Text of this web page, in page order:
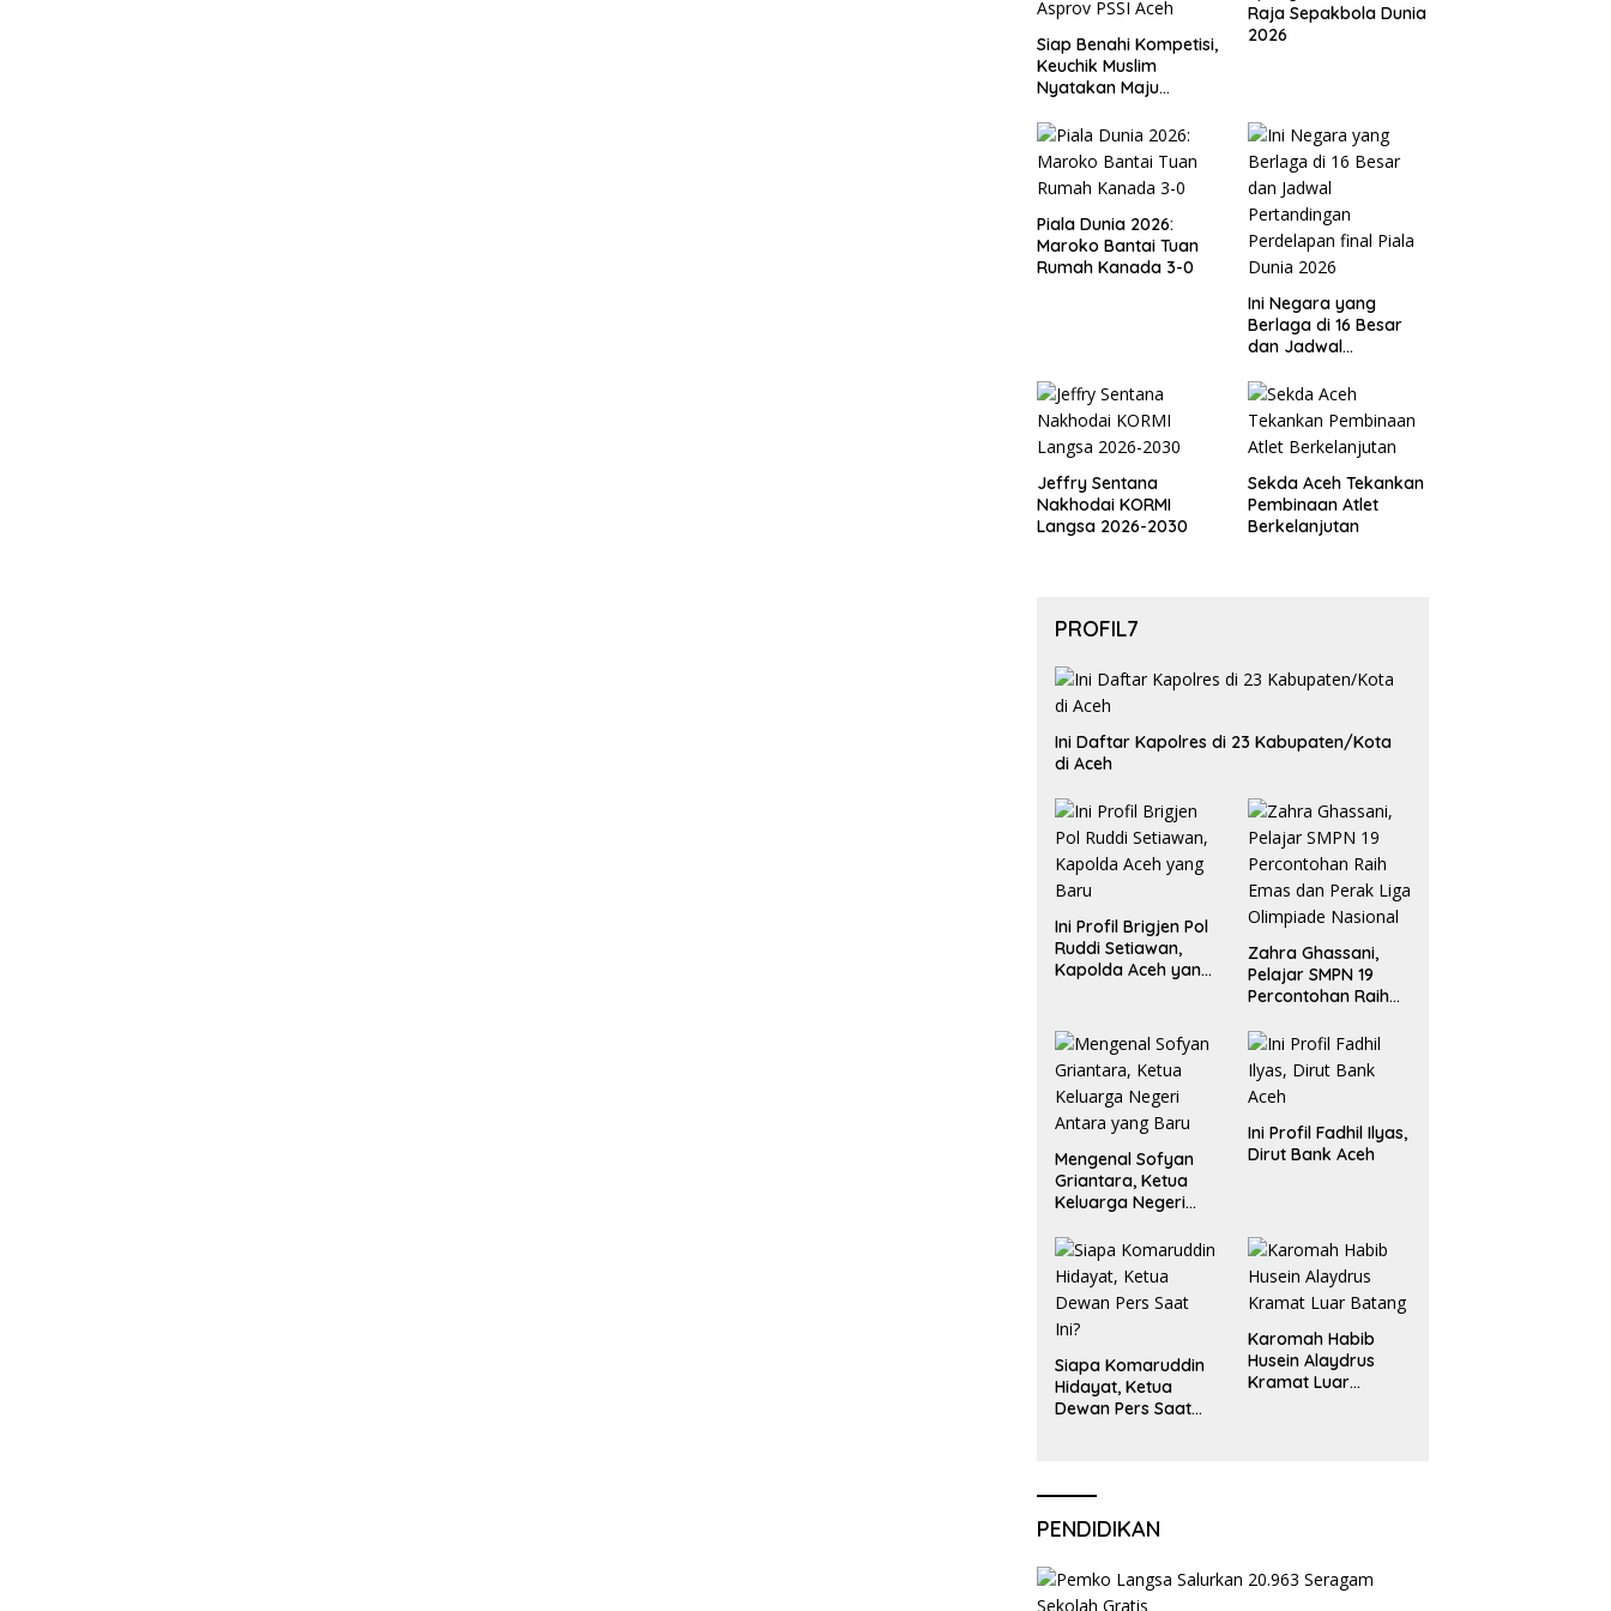
Siap Benahi Kompetisi,
Keuchik Muslim
Nyatakan Maju
Asprov PSSI Aceh
Raja Sepakbola Dunia
2026
Piala Dunia 2026:
Maroko Bantai Tuan
Rumah Kanada 3-0
Ini Negara yang
Berlaga di 16 Besar
dan Jadwal
Perdelapan final Piala
Dunia 2026
Jeffry Sentana
Nakhodai KORMI
Langsa 2026-2030
Sekda Aceh Tekankan
Pembinaan Atlet
Berkelanjutan
PROFIL7
Ini Daftar Kapolres di 23 Kabupaten/Kota
di Aceh
Ini Profil Brigjen Pol
Ruddi Setiawan,
Kapolda Aceh yang
Zahra Ghassani,
Pelajar SMPN 19
Percontohan Raih
Liga Olimpiade
Nasional
Mengenal Sofyan
Griantara, Ketua
Keluarga Negeri
Ini Profil Fadhil Ilyas,
Dirut Bank Aceh
Siapa Komaruddin
Hidayat, Ketua
Dewan Pers Saat
Karomah Habib
Husein Alaydrus
Kramat Luar
PENDIDIKAN